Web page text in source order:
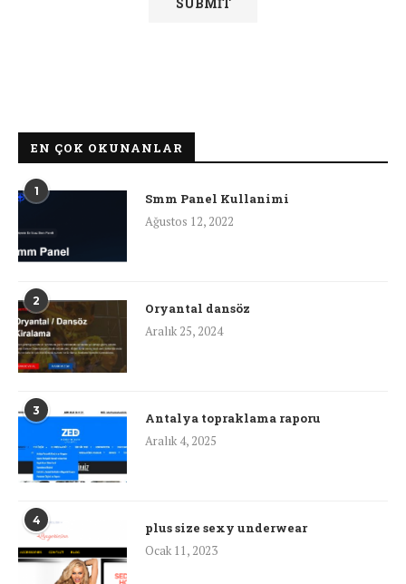
EN ÇOK OKUNANLAR
1
Smm Panel Kullanimi
Ağustos 12, 2022
2
Oryantal dansöz
Aralık 25, 2024
3
Antalya topraklama raporu
Aralık 4, 2025
4
plus size sexy underwear
Ocak 11, 2023